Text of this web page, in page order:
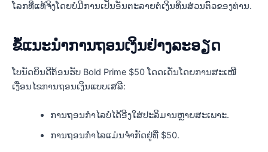
ໂລກທີ່ແທ້ຈິງໂດຍບໍ່ມີການເປັນອັນຕະລາຍຕໍ່ເງິນທຶນສ່ວນຕົວຂອງທ່ານ.
ຂໍ້ແນະນຳການຖອນເງິນຢ່າງລະອຽດ
ໂບນັດຍິນດີຕ້ອນຮັບ Bold Prime $50 ໂດດເດັ່ນໂດຍການສະເໜີ
ເງື່ອນໄຂການຖອນເງິນແບບເສລີ:
ການຖອນກຳໄລບໍ່ໄດ້ອີງໃສ່ປະລິມານຫຼາຍສະເພາະ.
ການຖອນກຳໄລແມ່ນຈຳກັດຢູ່ທີ່ $50.